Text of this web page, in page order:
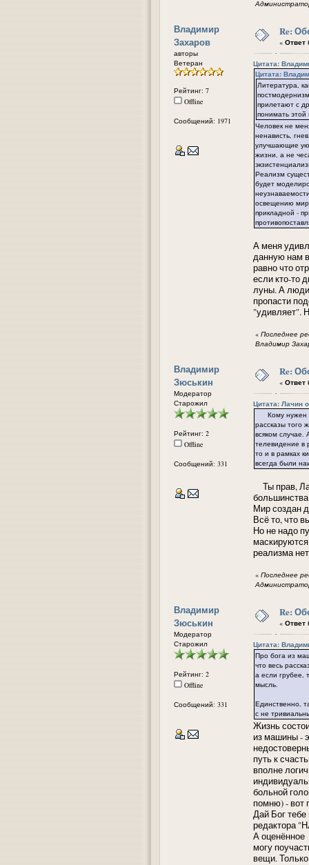
Владимир
Захаров
авторы
Ветеран
Рейтинг: 7
Offline
Сообщений: 1971
Re:
« Ответ
Цитата:
Цитата:
Литература,
прилетают с
понимать
Человек не
ненависть,
улучшающие
жизни, а не
Реализм
будет
освещению
прикладной -
А меня
данную нам
равно что
если кто-то
луны. А
пропасти
"удивляет".
« Последнее
Владимир
Владимир
Зюськин
Модератор
Старожил
Рейтинг: 2
Offline
Сообщений: 331
Re:
« Ответ
Цитата: Лачин
Кому нужен
рассказы того
всяком случае.
телевидение в
то и в рамках
всегда были
Ты прав,
Мир создан
Всё то, что
Но не надо
« Последнее
Владимир
Зюськин
Модератор
Старожил
Рейтинг: 2
Offline
Сообщений: 331
Re:
« Ответ
Цитата:
Про бога из
что весь
а если грубее,
мысль.
Единственно,
с не
Жизнь
из машины -
путь к
вполне
больной
помню) - вот
Дай Бог
редактора
А оценённое
могу
вещи.